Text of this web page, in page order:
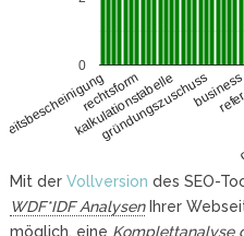
rechtsform
kalkulationstabelle
gründungszuschussbusiness
0
Mit der Vollversion des SEO-
WDF*IDF AnalysenIhrer
möglich, eine Komplettanalyse